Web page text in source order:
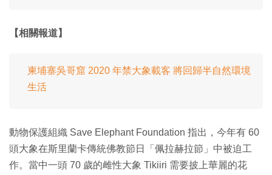
【相關報道】
柬埔寨吳哥窟 2020 年禁大象載客 將回歸半自然環境
生活
動物保護組織 Save Elephant Foundation 指出，今年有 60
頭大象在斯里蘭卡傳統佛教節日「佩拉赫拉節」中被迫工
作。當中一頭 70 歲的雌性大象 Tikiiri 需要披上華麗的花